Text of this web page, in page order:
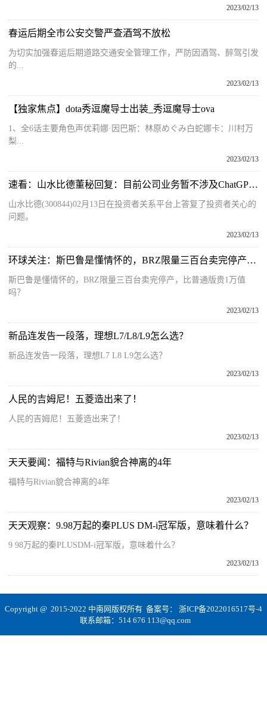
2023/02/13
春运后期全市公安交警严查酒驾不放松
为切实加强春运后期道路交通安全管理工作，严防因酒驾、醉驾引发
的...
2023/02/13
【独家焦点】dota秀逗魔导士出装_秀逗魔导士ova
1、全6话主要角色声优莉娜·因巴斯：林原めぐみ白蛇娜卡：川村万
梨...
2023/02/13
速看：山水比德董秘回复：目前公司业务暂不涉及ChatGPT技术
山水比德(300844)02月13日在投资者关系平台上答复了投资者关心的
问题。
2023/02/13
环球关注：斯巴鲁是懂情怀的，BRZ限量三百台卖完停产，比普通版贵1万值吗？
斯巴鲁是懂情怀的，BRZ限量三百台卖完停产，比普通版贵1万值
吗？
2023/02/13
新品连发告一段落，理想L7/L8/L9怎么选？
新品连发告一段落，理想L7 L8 L9怎么选？
2023/02/13
人民的吉姆尼！五菱造出来了！
人民的吉姆尼！五菱造出来了！
2023/02/13
天天要闻：福特与Rivian貌合神离的4年
福特与Rivian貌合神离的4年
2023/02/13
天天观察：9.98万起的秦PLUS DM-i冠军版，意味着什么？
9 98万起的秦PLUSDM-i冠军版，意味着什么？
2023/02/13
Copyright @ 2015-2022 中南网版权所有 备案号： 浙ICP备2022016517号-4
联系邮箱：514 676 113@qq.com